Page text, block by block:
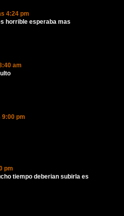
4:24 pm
horrible esperaba mas
am
9:00 pm
pm
tiempo deberian subirla es